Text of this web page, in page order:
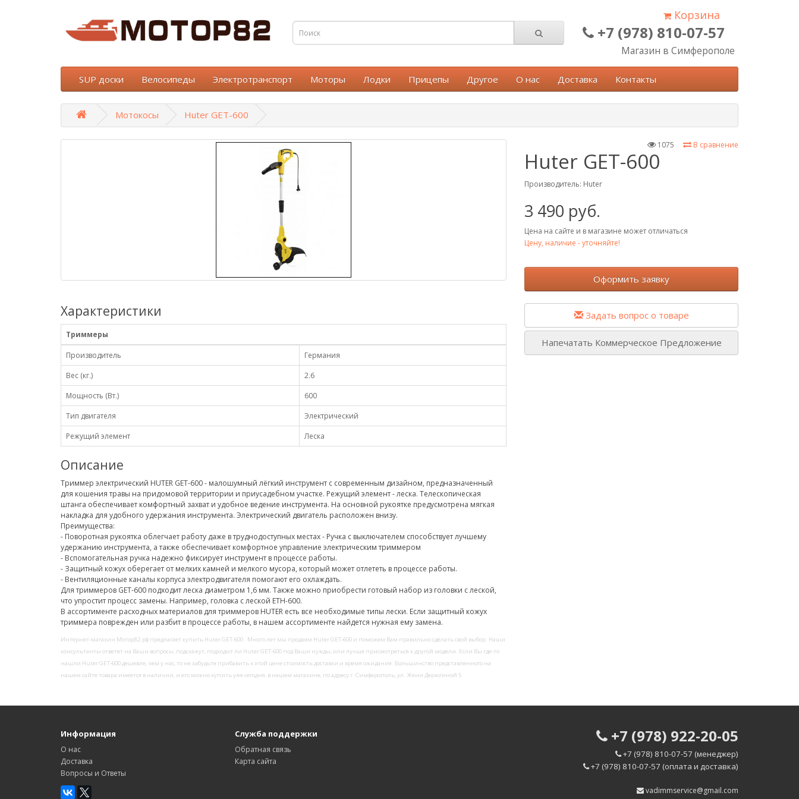
Корзина
+7 (978) 810-07-57
Магазин в Симферополе
SUP доски Велосипеды Электротранспорт Моторы Лодки Прицепы Другое О нас Доставка Контакты
Мотокосы Huter GET-600
Характеристики
Триммеры
Производитель
Германия
Вес (кг.)
2.6
Мощность (Вт.)
600
Тип двигателя
Электрический
Режущий элемент
Леска
Описание
Триммер электрический HUTER GET-600- малошумный лёгкий инструмент с современным дизайном, предназначенный
для кошения травы на придомовой территории и приусадебном участке. Режущий элемент - леска. Телескопическая
штанга обеспечивает комфортный захват и удобное ведение инструмента. На основной рукоятке предусмотрена мягкая
накладка для удобного удержания инструмента. Электрический двигатель расположен внизу.
Преимущества:
- Поворотная рукоятка облегчает работу даже в труднодоступных местах- Ручка с выключателем способствует лучшему
удержанию инструмента, а также обеспечивает комфортное управление электрическим триммером
- Вспомогательная ручка надежно фиксирует инструмент в процессе работы.
- Защитный кожух оберегает от мелких камней и мелкого мусора, который может отлететь в процессе работы.
- Вентиляционные каналы корпуса электродвигателя помогают его охлаждать.
Для триммеров GET-600 подходит леска диаметром 1,6 мм. Также можно приобрести готовый набор из головки с леской,
что упростит процесс замены. Например, головка с леской ETH-600.
В ассортименте расходных материалов для триммеров HUTER есть все необходимые типы лески. Если защитный кожух
триммера поврежден или разбит в процессе работы, в нашем ассортименте найдется нужная ему замена.
Интернет-магазин Мотор82.рф предлагает купить Huter GET-600 . Много лет мы продаем Huter GET-600 и поможем Вам правильно сделать свой выбор. Наши
консультанты ответят на Ваши вопросы, подскажут, подходит ли Huter GET-600 под Ваши нужды, или лучше присмотреться к другой модели. Если Вы где-то
нашли Huter GET-600 дешевле, чем у нас, то не забудьте прибавить к этой цене стоимость доставки и время ожидания. Большинство представленного на
нашем сайте товара имеется в наличии, и его можно купить уже сегодня, в нашем магазине, по адресу г. Симферополь, ул. Жени Дерюгиной 5
В сравнение
1075
Huter GET-600
Производитель: Huter
3 490 руб.
Цена на сайте и в магазине может отличаться
Цену, наличие - уточняйте!
Оформить заявку
Задать вопрос о товаре
Напечатать Коммерческое Предложение
Информация
О нас
Доставка
Вопросы и Ответы
Служба поддержки
Обратная связь
Карта сайта
+7 (978) 922-20-05
+7 (978) 810-07-57 (менеджер)
+7 (978) 810-07-57 (оплата и доставка)
vadimmservice@gmail.com